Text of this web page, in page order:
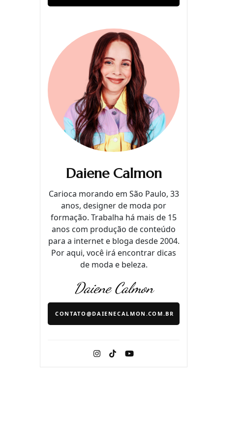
Daiene Calmon
Carioca morando em São Paulo, 33
anos, designer de moda por
formação. Trabalha há mais de 15
anos com produção de conteúdo
para a internet e bloga desde 2004.
Por aqui, você irá encontrar dicas
de moda e beleza.
Daiene Calmon
CONTATO@DAIENECALMON.COM.BR